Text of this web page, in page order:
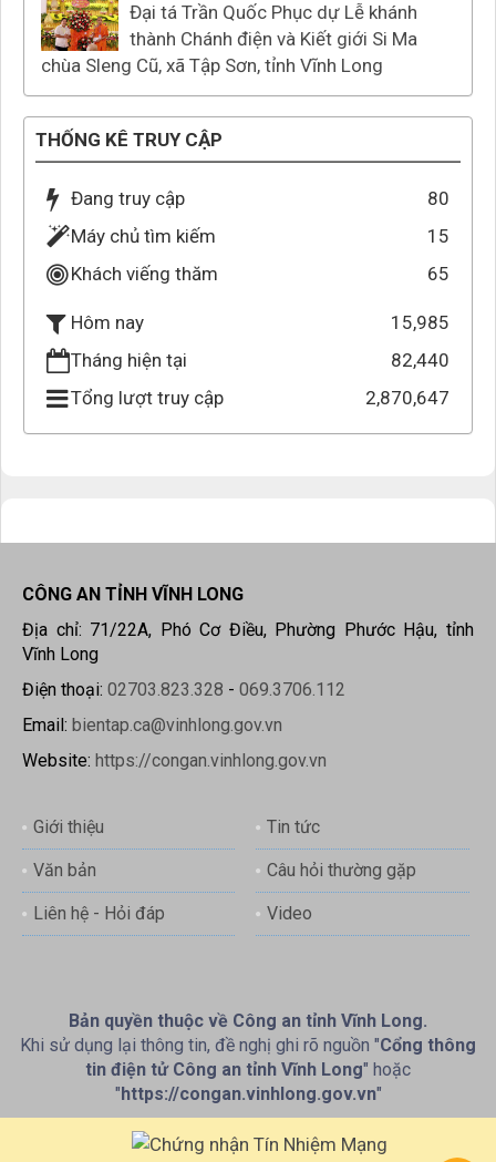
Đại tá Trần Quốc Phục dự Lễ khánh
thành Chánh điện và Kiết giới Si Ma
chùa Sleng Cũ, xã Tập Sơn, tỉnh Vĩnh Long
THỐNG KÊ TRUY CẬP
Đang truy cập
80
Máy chủ tìm kiếm
15
Khách viếng thăm
65
Hôm nay
15,985
Tháng hiện tại
82,440
Tổng lượt truy cập
2,870,647
CÔNG AN TỈNH VĨNH LONG
Địa chỉ: 71/22A, Phó Cơ Điều, Phường Phước Hậu, tỉnh
Vĩnh Long
Điện thoại: 02703.823.328 - 069.3706.112
Email: bientap.ca@vinhlong.gov.vn
Website: https://congan.vinhlong.gov.vn
Giới thiệu Tin tức
Văn bản Câu hỏi thường gặp
Liên hệ - Hỏi đáp Video
Bản quyền thuộc về Công an tỉnh Vĩnh Long.
Khi sử dụng lại thông tin, đề nghị ghi rõ nguồn "Cổng thông
tin điện tử Công an tỉnh Vĩnh Long" hoặc
"https://congan.vinhlong.gov.vn"